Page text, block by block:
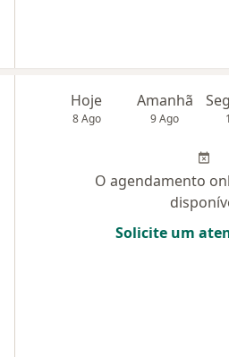
Hoje
8 Ago
Amanhã
9 Ago
O agendamento
Solicite um